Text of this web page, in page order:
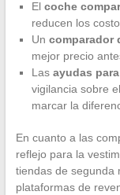
El coche
reducen los
Un comparador
mejor precio
Las ayudas
vigilancia sobre
marcar la
En cuanto a las
reflejo para la
tiendas de segunda
plataformas de